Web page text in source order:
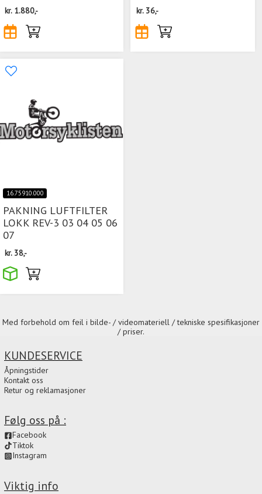
kr. 1.880,- kr. 36,-
16.75910.000
PAKNING LUFTFILTER
LOKK REV-3 03 04 05 06
07
kr. 38,-
Med forbehold om feil i bilde- / videomateriell / tekniske spesifikasjoner
/ priser.
Viktig info
Følg oss på :
Facebook
Tiktok
Instagram
KUNDESERVICE
Åpningstider
Kontakt oss
Retur og reklamasjoner